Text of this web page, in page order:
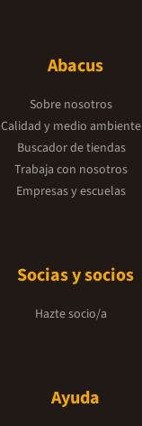
Abacus
Sobre nosotros
Calidad y medio ambiente
Buscador de tiendas
Trabaja con nosotros
Empresas y escuelas
Socias y socios
Hazte socio/a
Ayuda